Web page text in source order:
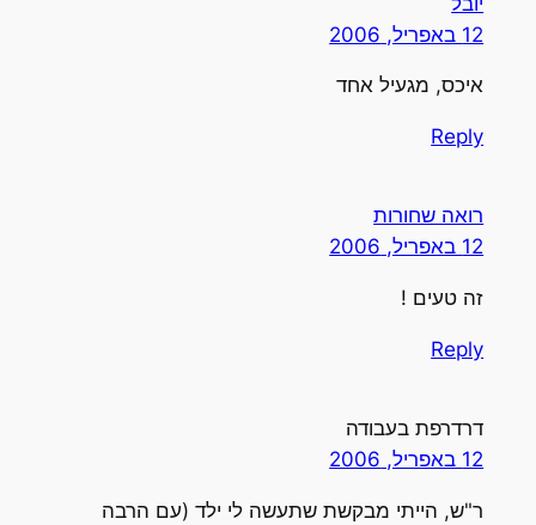
12 באפריל, 2006
איכס, מגעיל אחד
Reply
רואה שחורות
12 באפריל, 2006
זה טעים !
Reply
דרדרפת בעבודה
12 באפריל, 2006
ר"ש, הייתי מבקשת שתעשה לי ילד (עם הרבה